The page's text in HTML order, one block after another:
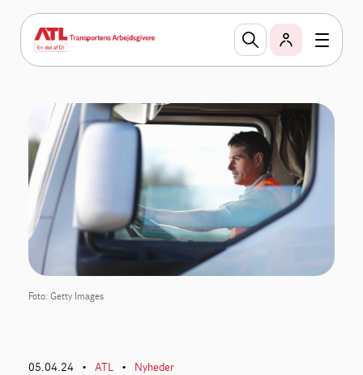
Foto: Getty Images
05.04.24 • ATL • Nyheder